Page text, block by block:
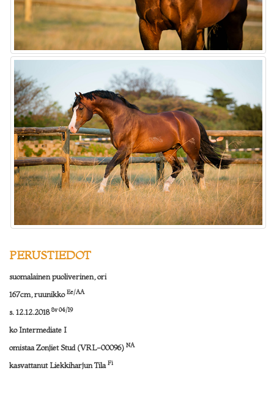
PERUSTIEDOT
suomalainen puoliverinen, ori
167cm, ruunikkoEe/AA
s. 12.12.20188v 04/19
ko Intermediate I
omistaa Zonjiet Stud (VRL-00096) NA
kasvattanut Liekkiharjun TilaFi